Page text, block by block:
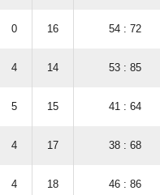
0 16 54 : 72
4 14 53 : 85
5 15 41 : 64
4 17 38 : 68
4 18 46 : 86